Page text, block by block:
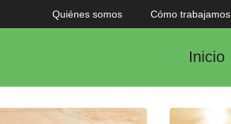
Quiénes somos Cómo trabajamos
Inicio